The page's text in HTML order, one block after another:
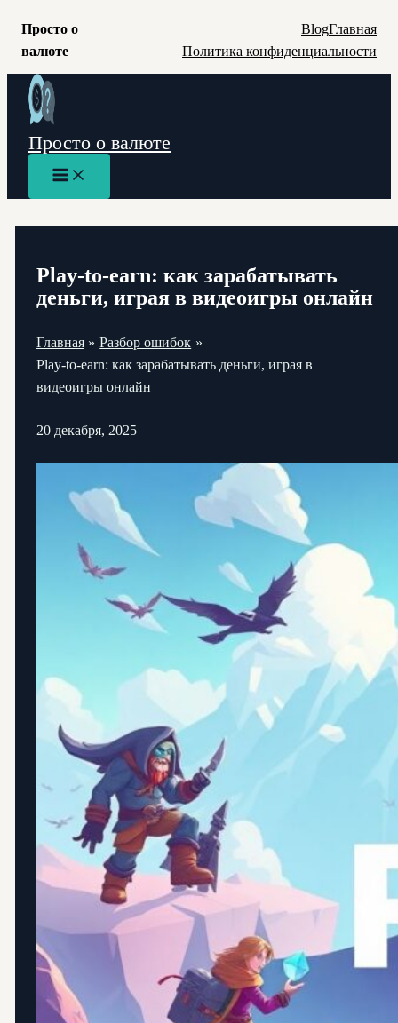
Просто о
валюте
BlogГлавная
Политика конфиденциальности
Перейти
содержимому
Просто о валюте
Main
Menu
Play-to-earn: как зарабатывать
деньги, играя в видеоигры онлайн
Главная
Разбор ошибок
Play-to-earn: как зарабатывать деньги, играя в
видеоигры онлайн
20 декабря, 2025